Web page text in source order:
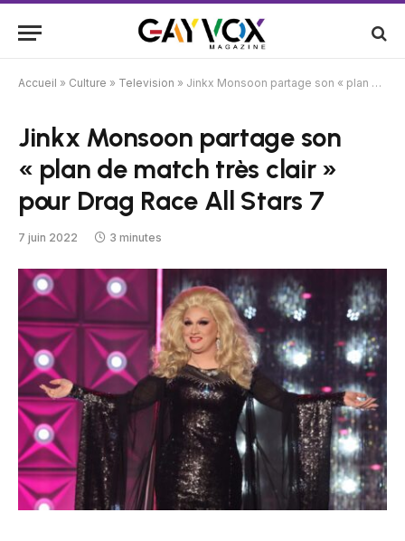
Accueil » Culture » Television » Jinkx Monsoon partage son « plan de match très clair » pour Drag Race All Stars 7
Jinkx Monsoon partage son
« plan de match très clair »
pour Drag Race All Stars 7
7 juin 2022 3 minutes